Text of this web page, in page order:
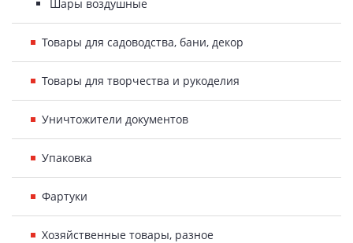
Шары воздушные
Товары для садоводства, бани, декор
Товары для творчества и рукоделия
Уничтожители документов
Упаковка
Фартуки
Хозяйственные товары, разное